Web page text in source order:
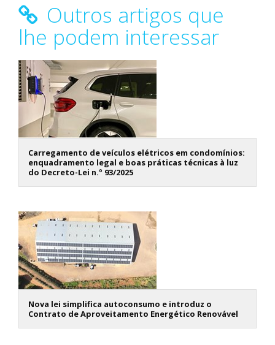
Outros artigos que
lhe podem interessar
Carregamento de veículos elétricos em condomínios:
enquadramento legal e boas práticas técnicas à luz
do Decreto-Lei n.º 93/2025
Nova lei simplifica autoconsumo e introduz o
Contrato de Aproveitamento Energético Renovável